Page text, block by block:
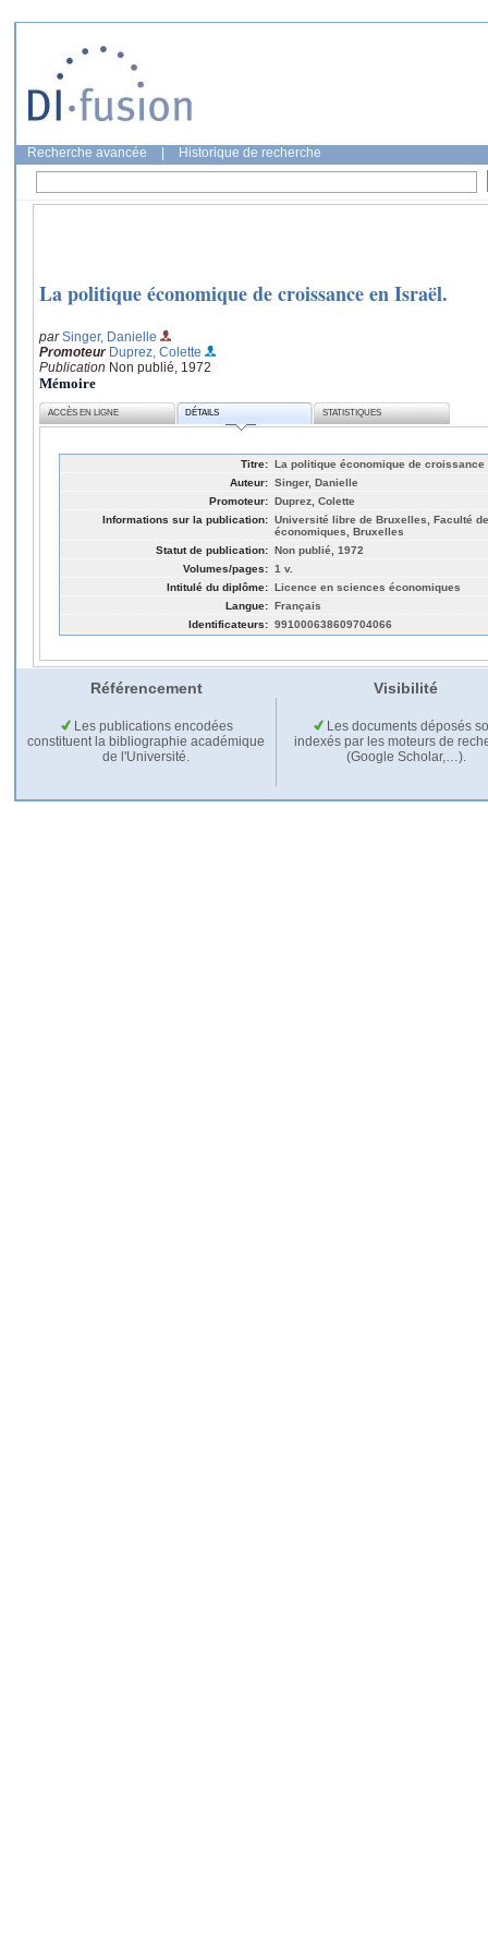
Recherche avancée Historique de recherche
La politique économique de croissance en Israël.
parSinger, Danielle
Promoteur Duprez, Colette
Publication Non publié, 1972
Mémoire
ACCÈS EN LIGNE DÉTAILS STATISTIQUES
Titre: La politique économique de croissance
Auteur: Singer, Danielle
Promoteur: Duprez, Colette
Informations sur la publication: Université libre de Bruxelles, Faculté
économiques, Bruxelles
Statut de publication: Non publié, 1972
Volumes/pages: 1 v.
Intitulé du diplôme: Licence en sciences économiques
Langue: Français
Identificateurs: 991000638609704066
Référencement Visibilité
Les publications encodées
constituent la bibliographie académique
de l'Université.
Les documents déposés
indexés par les moteurs de
(Google Scholar,…).